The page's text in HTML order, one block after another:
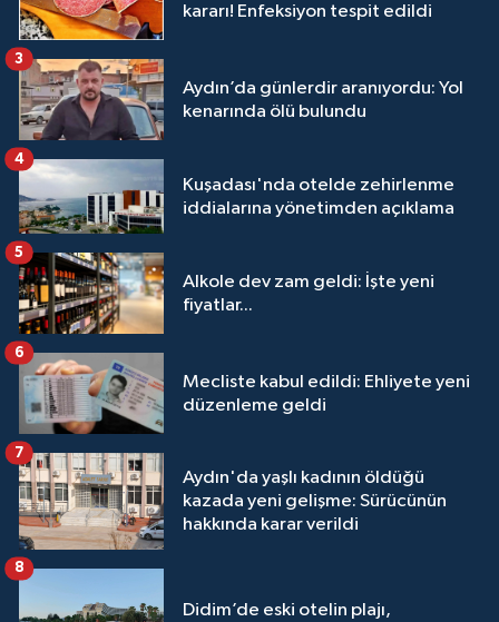
kararı! Enfeksiyon tespit edildi
Aydın’da günlerdir aranıyordu: Yol
kenarında ölü bulundu
3
Kuşadası'nda otelde zehirlenme
iddialarına yönetimden açıklama
4
Alkole dev zam geldi: İşte yeni
fiyatlar...
5
Mecliste kabul edildi: Ehliyete yeni
düzenleme geldi
6
Aydın'da yaşlı kadının öldüğü
kazada yeni gelişme: Sürücünün
hakkında karar verildi
7
Didim’de eski otelin plajı,
8